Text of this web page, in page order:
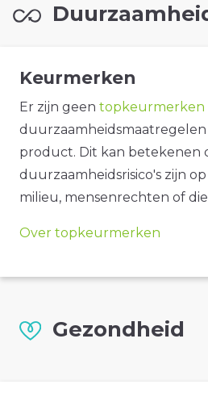
Keurmerken
Er zijn geen topkeurmerken
product. Dit kan betekenen
duurzaamheidsrisico's zijn
milieu, mensenrechten of
Over topkeurmerken
Gezondheid